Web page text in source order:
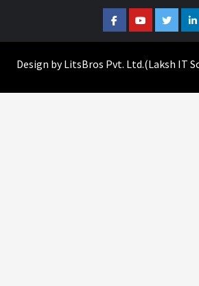
FacebookYoutubeTwitter
Design byLitsBros Pvt. Ltd.(Laksh IT